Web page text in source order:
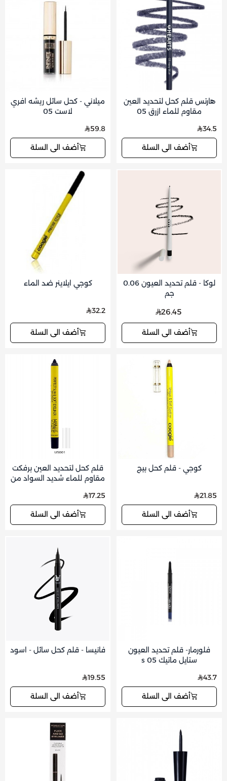
هارتس قلم كحل لتحديد العين
مقاوم للماء ازرق 05
34.5
أضف الى السلة
ميلاني - كحل سائل ريشه افري
لاست 05
59.8
أضف الى السلة
لوكا - قلم تحديد العيون 0.06
جم
26.45
أضف الى السلة
كوجي ايلاينر ضد الماء
32.2
أضف الى السلة
كوجي - قلم كحل بيج
21.85
أضف الى السلة
قلم كحل لتحديد العين برفكت
مقاوم للماء شديد السواد من
17.25
أضف الى السلة
فلورمار- قلم تحديد العيون
ستايل ماتيك s 05
43.7
أضف الى السلة
فانيسا - قلم كحل سائل - اسود
19.55
أضف الى السلة